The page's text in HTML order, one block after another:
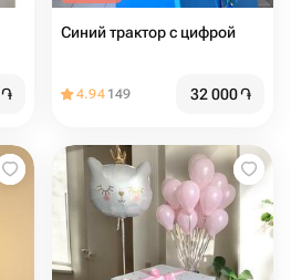
֏
Синий трактор с цифрой
4.94 149 32 000֏